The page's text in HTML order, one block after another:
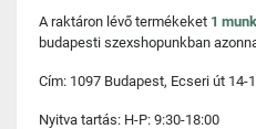
A raktáron lévő termékeket 1
budapesti szexshopunkban
Cím: 1097 Budapest, Ecseri út 14-
Nyitva tartás: H-P: 9:30-18:00